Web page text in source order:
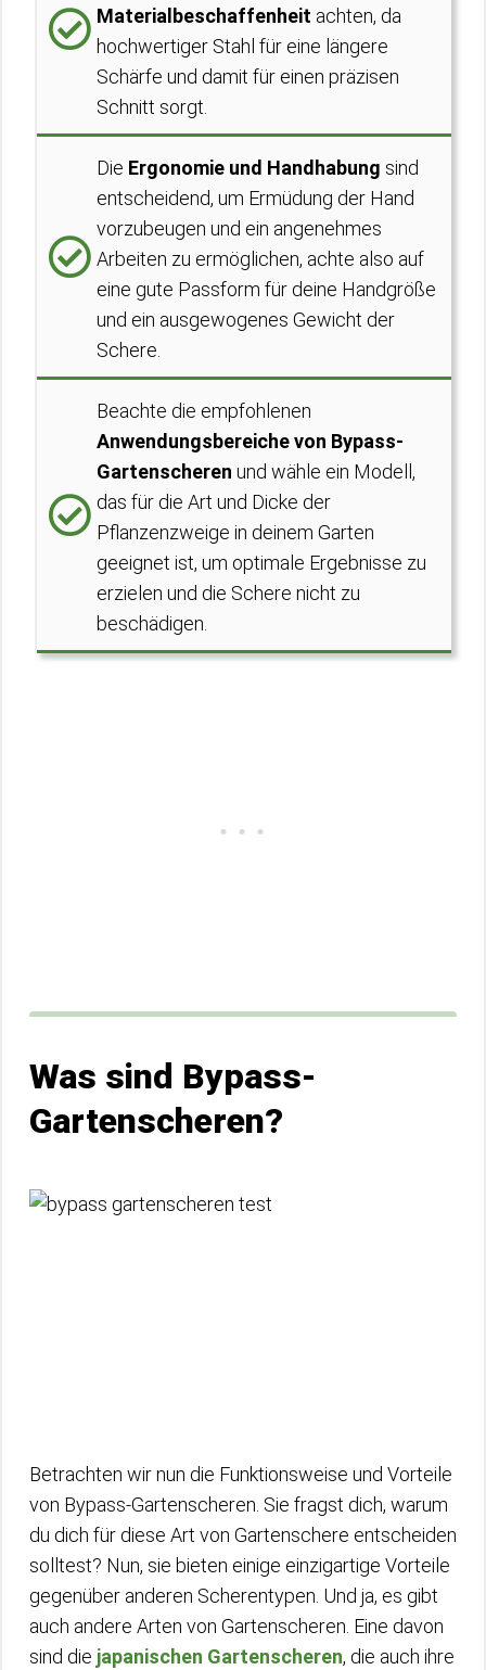
Materialbeschaffenheit achten, da
hochwertiger Stahl für eine längere
Schärfe und damit für einen präzisen
Schnitt sorgt.
Die Ergonomie und Handhabung sind
entscheidend, um Ermüdung der Hand
vorzubeugen und ein angenehmes
Arbeiten zu ermöglichen, achte also auf
eine gute Passform für deine Handgröße
und ein ausgewogenes Gewicht der
Schere.
Beachte die empfohlenen
Anwendungsbereiche von Bypass-
Gartenscheren und wähle ein Modell,
das für die Art und Dicke der
Pflanzenzweige in deinem Garten
geeignet ist, um optimale Ergebnisse zu
erzielen und die Schere nicht zu
beschädigen.
Was sind Bypass-
Gartenscheren?
Betrachten wir nun die Funktionsweise und Vorteile
von Bypass-Gartenscheren. Sie fragst dich, warum
du dich für diese Art von Gartenschere entscheiden
solltest? Nun, sie bieten einige einzigartige Vorteile
gegenüber anderen Scherentypen. Und ja, es gibt
auch andere Arten von Gartenscheren. Eine davon
sind die japanischen Gartenscheren, die auch ihre